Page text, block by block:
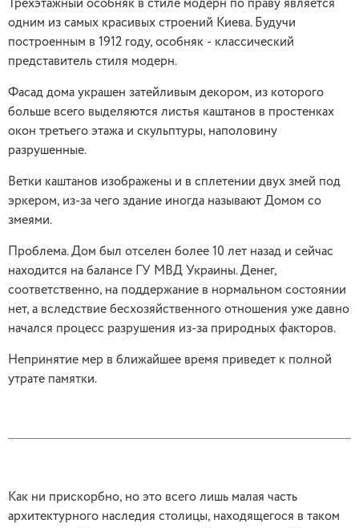
Трехэтажный особняк в стиле модерн по праву является
одним из самых красивых строений Киева. Будучи
построенным в 1912 году, особняк ‑ классический
представитель стиля модерн.
Фасад дома украшен затейливым декором, из которого
больше всего выделяются листья каштанов в простенках
окон третьего этажа и скульптуры, наполовину
разрушенные.
Ветки каштанов изображены и в сплетении двух змей под
эркером, из-за чего здание иногда называют Домом со
змеями.
Проблема. Дом был отселен более 10 лет назад и сейчас
находится на балансе ГУ МВД Украины. Денег,
соответственно, на поддержание в нормальном состоянии
нет, а вследствие бесхозяйственного отношения уже давно
начался процесс разрушения из-за природных факторов.
Непринятие мер в ближайшее время приведет к полной
утрате памятки.
Как ни прискорбно, но это всего лишь малая часть
архитектурного наследия столицы, находящегося в таком